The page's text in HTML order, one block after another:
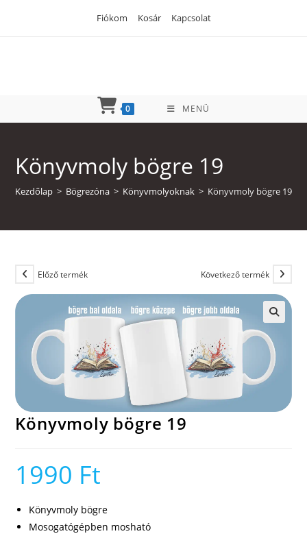
Fiókom Kosár Kapcsolat
0 MENÜ
Könyvmoly bögre 19
Kezdőlap > Bögrezóna > Könyvmolyoknak > Könyvmoly bögre 19
Előző termék Következő termék
Könyvmoly bögre 19
1990 Ft
Könyvmoly bögre
Mosogatógépben mosható